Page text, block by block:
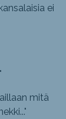
ei
"
mitä
"